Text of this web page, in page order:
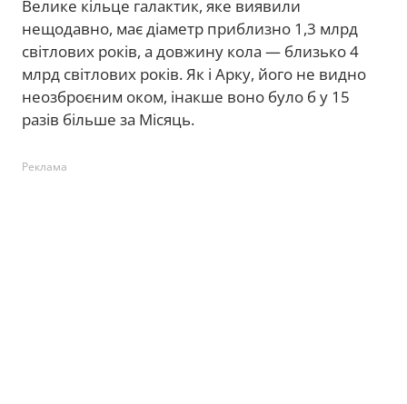
Велике кільце галактик, яке виявили
нещодавно, має діаметр приблизно 1,3 млрд
світлових років, а довжину кола — близько 4
млрд світлових років. Як і Арку, його не видно
неозброєним оком, інакше воно було б у 15
разів більше за Місяць.
Реклама